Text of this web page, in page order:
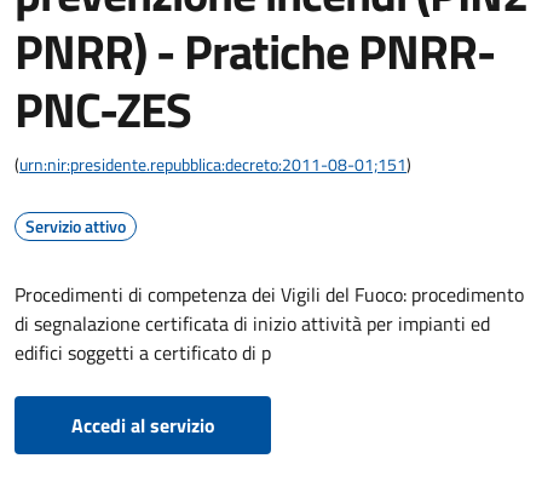
PNRR) - Pratiche PNRR-
PNC-ZES
(urn:nir:presidente.repubblica:decreto:2011-08-01;151)
Servizio attivo
Procedimenti di competenza dei Vigili del Fuoco: procedimento
di segnalazione certificata di inizio attività per impianti ed
edifici soggetti a certificato di p
Accedi al servizio